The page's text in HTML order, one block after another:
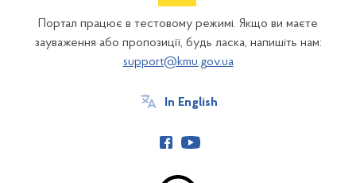
Портал працює в тестовому режимі. Якщо ви маєте
зауваження або пропозиції, будь ласка, напишіть нам:
support@kmu.gov.ua
In English